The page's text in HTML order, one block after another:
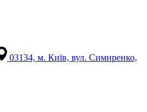
03134, м. Київ, вул. Симиренко,